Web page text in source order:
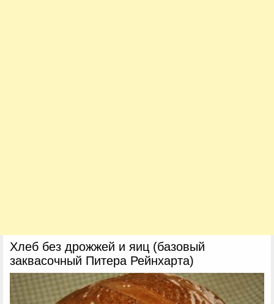
Хлеб без дрожжей и яиц (базовый
заквасочный Питера Рейнхарта)